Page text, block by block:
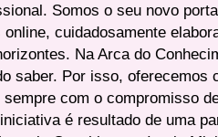
Somos o seu novo
cuidadosamente
Na Arca do
saber. Por isso, oferecemos
com o compromisso
é resultado de uma